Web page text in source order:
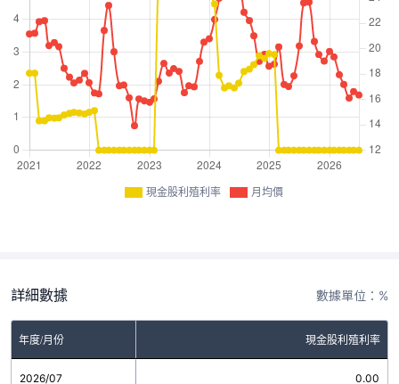
現金股利殖利率 月均價
詳細數據 數據單位：%
年度/月份 現金股利殖利率
2026/07 0.00